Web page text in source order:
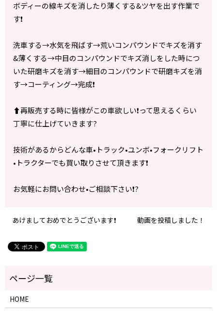
ボディーの線キズを消したり薄くする&ツヤを出す作業で
す❗️
洗車する→水気を飛ばす→荒いコンパウンドでキズを消す
&薄くする→中目のコンパウンドでキズ消しをした時につ
いた研磨キズを消す→細目のコンパウンドで研磨キズを消
す→コーティング→完成❗️
⬆️再販売する時に皆様がこの車欲しい❗️って思えるくらい
丁寧に仕上げていきます?
技術があるからどんな車•トラック•ユンボ•フォークリフト
•トラクターでも買い取りさせて頂きます❗️
お気軽にお問い合わせ•ご相談下さい❗️?
あけましておめでとうございます❗️ 動画を投稿しました！
HOME